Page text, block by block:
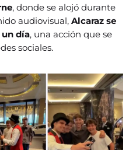
, donde se alojó durante
audiovisual,Alcaraz se
día, una acción que se
sociales.